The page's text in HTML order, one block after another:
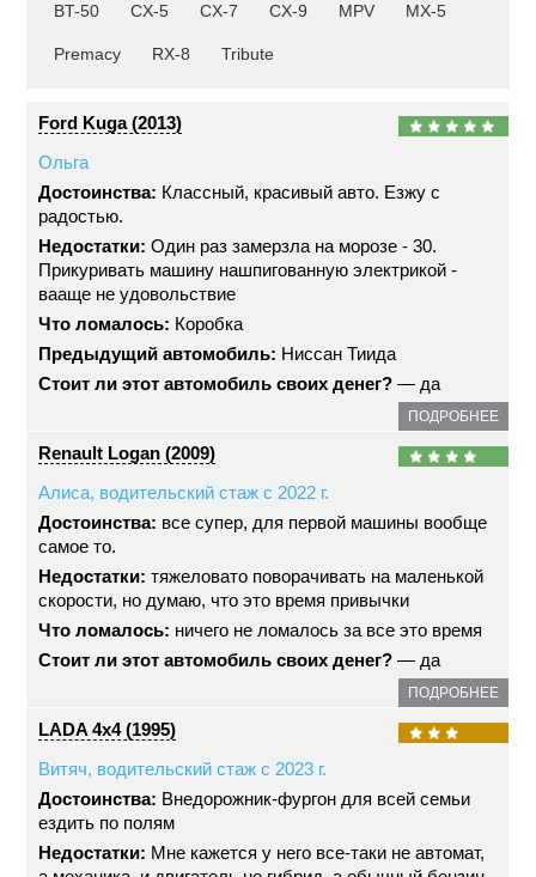
BT-50 CX-5 CX-7 CX-9 MPV MX-5
Premacy RX-8 Tribute
Ford Kuga (2013)
Ольга
Достоинства: Классный, красивый авто. Езжу с
радостью.
Недостатки: Один раз замерзла на морозе - 30.
Прикуривать машину нашпигованную электрикой -
вааще не удовольствие
Что ломалось: Коробка
Предыдущий автомобиль: Ниссан Тиида
Стоит ли этот автомобиль своих денег? — да
ПОДРОБНЕЕ
Renault Logan (2009)
Алиса, водительский стаж с 2022 г.
Достоинства: все супер, для первой машины вообще
самое то.
Недостатки: тяжеловато поворачивать на маленькой
скорости, но думаю, что это время привычки
Что ломалось: ничего не ломалось за все это время
Стоит ли этот автомобиль своих денег? — да
ПОДРОБНЕЕ
LADA 4x4 (1995)
Витяч, водительский стаж с 2023 г.
Достоинства: Внедорожник-фургон для всей семьи
ездить по полям
Недостатки: Мне кажется у него все-таки не автомат,